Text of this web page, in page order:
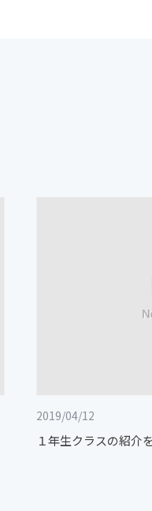
2019/04/12
１年生クラスの紹介